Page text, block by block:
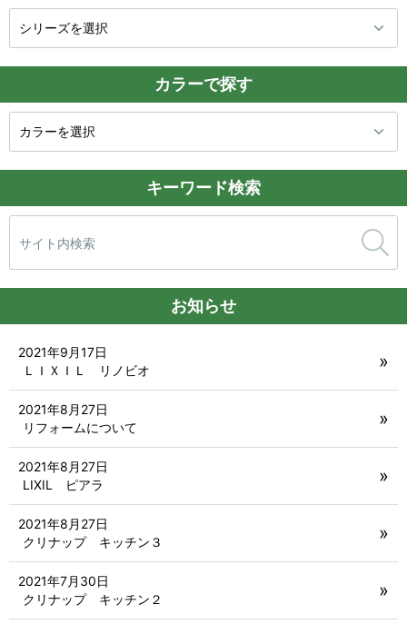
カラーで探す
キーワード検索
索:
お知らせ
ＬＩＸＩＬ リノビオ
2021年9月17日
リフォームについて
2021年8月27日
LIXIL ピアラ
2021年8月27日
クリナップ キッチン３
2021年8月27日
クリナップ キッチン２
2021年7月30日